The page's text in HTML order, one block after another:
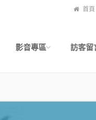
首頁
影音專區 訪客留